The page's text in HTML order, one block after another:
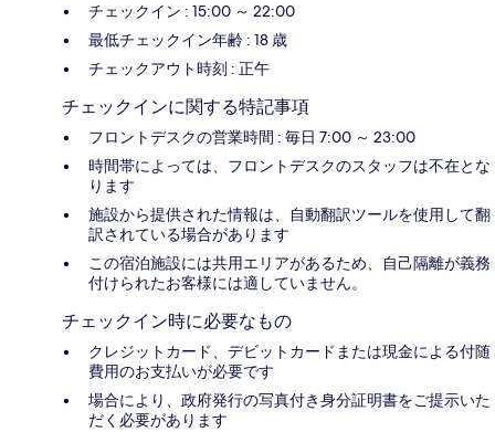
チェックイン : 15:00 ～ 22:00
最低チェックイン年齢 : 18 歳
チェックアウト時刻 : 正午
チェックインに関する特記事項
フロントデスクの営業時間 : 毎日 7:00 ～ 23:00
時間帯によっては、フロントデスクのスタッフは不在とな
ります
施設から提供された情報は、自動翻訳ツールを使用して翻
訳されている場合があります
この宿泊施設には共用エリアがあるため、自己隔離が義務
付けられたお客様には適していません。
チェックイン時に必要なもの
クレジットカード、デビットカードまたは現金による付随
費用のお支払いが必要です
場合により、政府発行の写真付き身分証明書をご提示いた
だく必要があります